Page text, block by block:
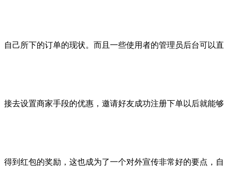
自己所下的订单的现状。而且一些使用者的管理员后台可以直
接去设置商家手段的优惠，邀请好友成功注册下单以后就能够
得到红包的奖励，这也成为了一个对外宣传非常好的要点，自